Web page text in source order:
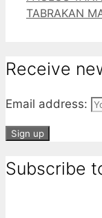
TABRAKAN
Receive
Email address:
Subscribe